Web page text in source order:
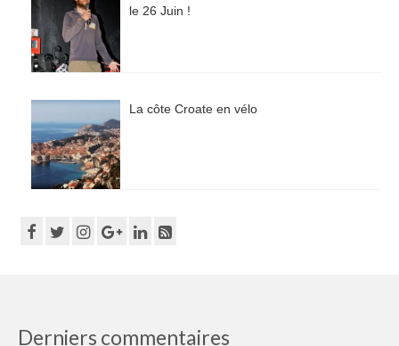
le 26 Juin !
La côte Croate en vélo
Derniers commentaires